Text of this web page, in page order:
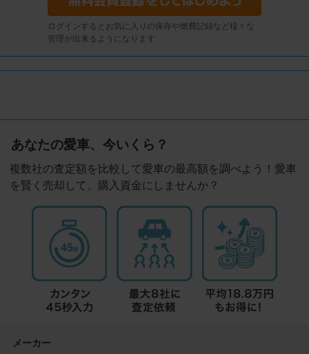
ログインするとお気に入りの保存や燃費記録など様々な
管理が出来るようになります
あなたの愛車、今いくら？
複数社の査定額を比較して愛車の最高額を調べよう！愛車
を賢く売却して、購入資金にしませんか？
メーカー